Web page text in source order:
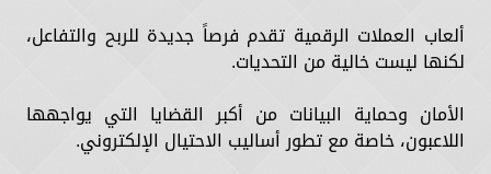
ألعاب العملات الرقمية تقدم فرصاً جديدة للربح والتفاعل،
لكنها ليست خالية من التحديات.
الأمان وحماية البيانات من أكبر القضايا التي يواجهها
اللاعبون، خاصة مع تطور أساليب الاحتيال الإلكتروني.